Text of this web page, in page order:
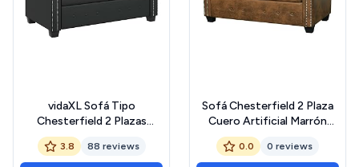
vidaXL Sofá Tipo
Chesterfield 2 Plazas
Revestimiento de Cuero
Artificial Negro
3.8 88 reviews
Sofá Chesterfield 2 Plaza
Cuero Artificial Marrón
Sillón Asiento Mueble
0.0 0 reviews